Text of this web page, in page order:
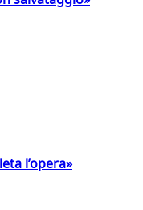
l’opera»